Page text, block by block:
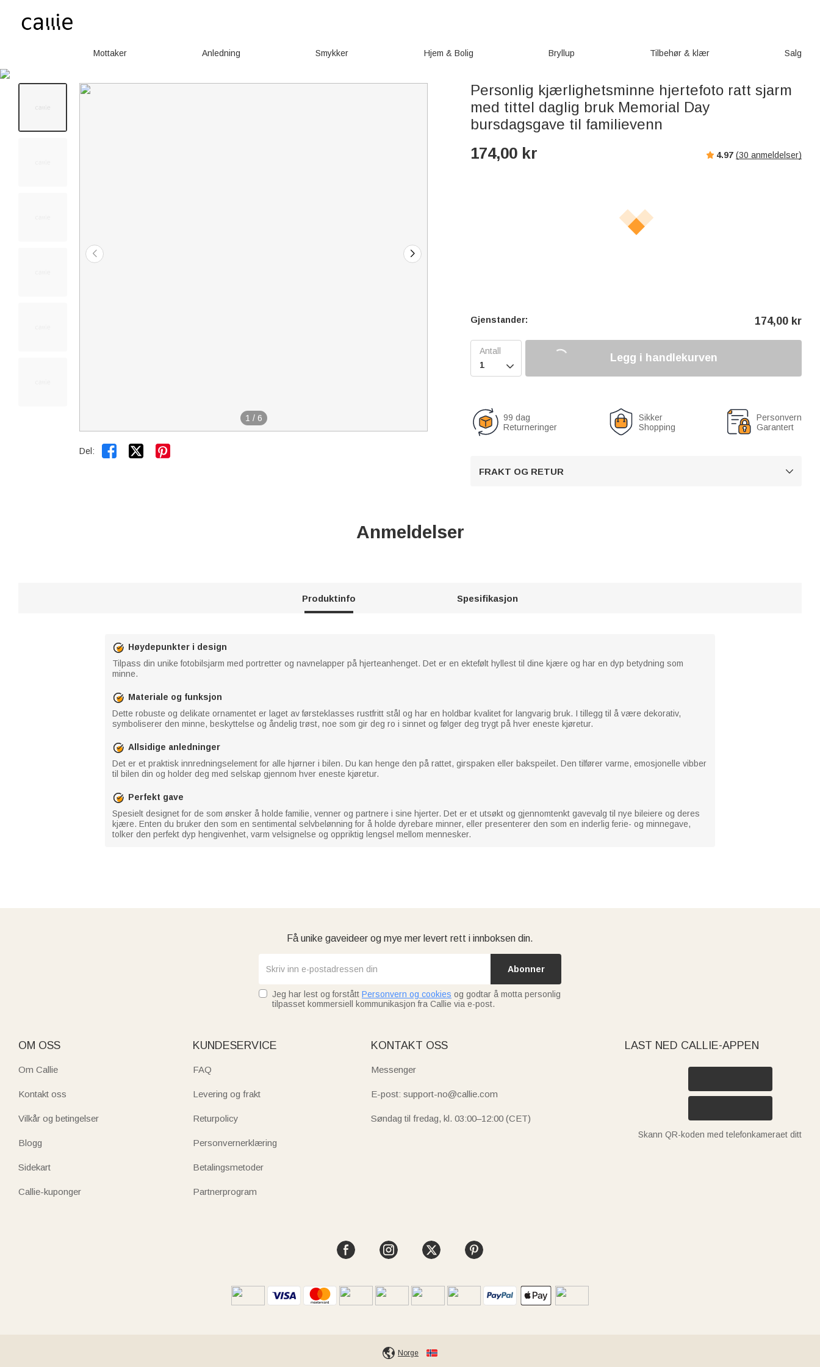
Mottaker Anledning Smykker Hjem & Bolig Bryllup Tilbehør & klær Salg
1 / 6
Del:  
Personlig kjærlighetsminne hjertefoto ratt sjarm
med tittel daglig bruk Memorial Day
bursdagsgave til familievenn
174,00 kr 4.97 (30 anmeldelser)
Gjenstander: 174,00 kr

Legg i handlekurven
99 dag
Returneringer
Sikker
Shopping
Personvern
Garantert
FRAKT OG RETUR 
Anmeldelser
Produktinfo Spesifikasjon
Høydepunkter i design
Tilpass din unike fotobilsjarm med portretter og navnelapper på hjerteanhenget. Det er en ektefølt hyllest til dine kjære og har en dyp betydning som
minne.
Materiale og funksjon
Dette robuste og delikate ornamentet er laget av førsteklasses rustfritt stål og har en holdbar kvalitet for langvarig bruk. I tillegg til å være dekorativ,
symboliserer den minne, beskyttelse og åndelig trøst, noe som gir deg ro i sinnet og følger deg trygt på hver eneste kjøretur.
Allsidige anledninger
Det er et praktisk innredningselement for alle hjørner i bilen. Du kan henge den på rattet, girspaken eller bakspeilet. Den tilfører varme, emosjonelle vibber
til bilen din og holder deg med selskap gjennom hver eneste kjøretur.
Perfekt gave
Spesielt designet for de som ønsker å holde familie, venner og partnere i sine hjerter. Det er et utsøkt og gjennomtenkt gavevalg til nye bileiere og deres
kjære. Enten du bruker den som en sentimental selvbelønning for å holde dyrebare minner, eller presenterer den som en inderlig ferie- og minnegave,
tolker den perfekt dyp hengivenhet, varm velsignelse og oppriktig lengsel mellom mennesker.
Få unike gaveideer og mye mer levert rett i innboksen din.
Abonner
Jeg har lest og forstått Personvern og cookies og godtar å motta personlig
tilpasset kommersiell kommunikasjon fra Callie via e-post.
OM OSS
Om Callie
Kontakt oss
Vilkår og betingelser
Blogg
Sidekart
Callie-kuponger
KUNDESERVICE
FAQ
Levering og frakt
Returpolicy
Personvernerklæring
Betalingsmetoder
Partnerprogram
KONTAKT OSS
Messenger
E-post: support-no@callie.com
Søndag til fredag, kl. 03:00–12:00 (CET)
LAST NED CALLIE-APPEN
Skann QR-koden med telefonkameraet ditt
Norge